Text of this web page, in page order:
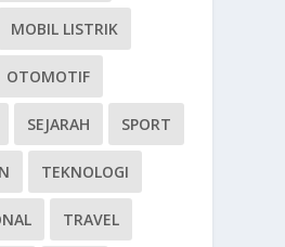
MOBIL LISTRIK
OTOMOTIF
SEJARAH SPORT
TEKNOLOGI
TRAVEL